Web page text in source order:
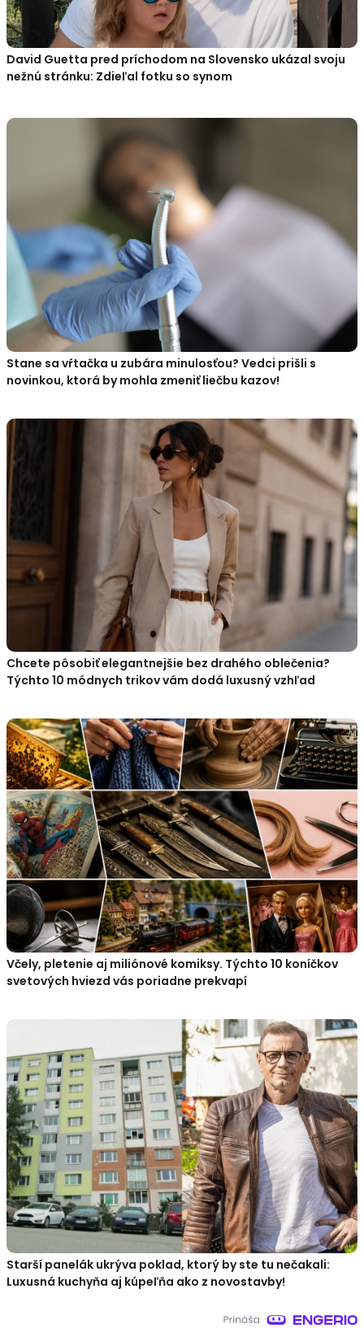
David Guetta pred príchodom na Slovensko ukázal svoju
nežnú stránku: Zdieľal fotku so synom
Stane sa vŕtačka u zubára minulosťou? Vedci prišli s
novinkou, ktorá by mohla zmeniť liečbu kazov!
Chcete pôsobiť elegantnejšie bez drahého oblečenia?
Týchto 10 módnych trikov vám dodá luxusný vzhľad
Včely, pletenie aj miliónové komiksy. Týchto 10 koníčkov
svetových hviezd vás poriadne prekvapí
Starší panelák ukrýva poklad, ktorý by ste tu nečakali:
Luxusná kuchyňa aj kúpeľňa ako z novostavby!